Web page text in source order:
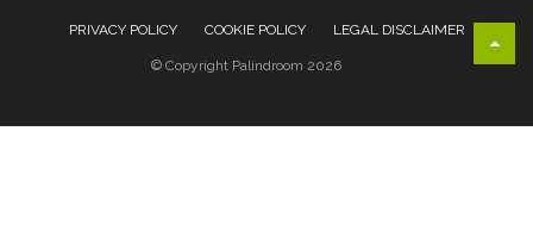
PRIVACY POLICY COOKIE POLICY LEGAL DISCLAIMER
© Copyright Palindroom 2026